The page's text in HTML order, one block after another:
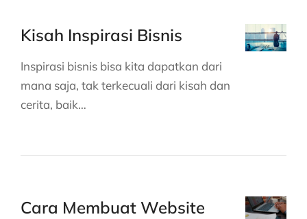
Kisah Inspirasi Bisnis
Inspirasi bisnis bisa kita dapatkan dari
mana saja, tak terkecuali dari kisah dan
cerita, baik…
Cara Membuat Website